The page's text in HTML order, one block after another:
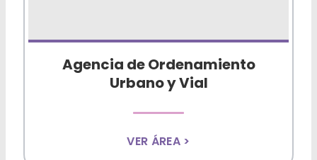
Agencia de Ordenamiento
Urbano y Vial
VER ÁREA >